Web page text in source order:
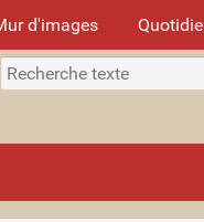
d'images